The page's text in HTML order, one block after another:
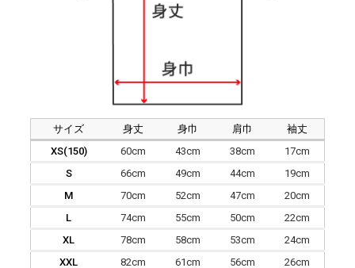
サイズ 身丈 身巾 肩巾
袖丈
XS(150)
60cm 43cm 38cm
17cm
S
66cm 49cm 44cm
19cm
M
70cm 52cm 47cm
20cm
L
74cm 55cm 50cm
22cm
XL
78cm 58cm 53cm
24cm
XXL
82cm 61cm 56cm 26cm